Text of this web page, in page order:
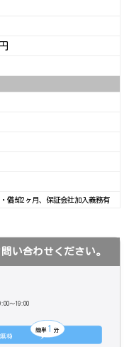
償却2ヶ月、保証会社加入義務有
い合わせください。
～19:00
料）
簡単 分
1